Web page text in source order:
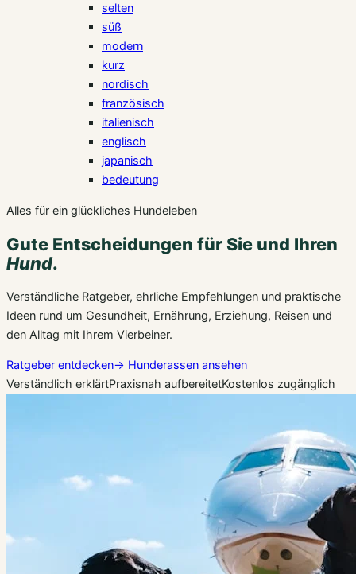
selten
süß
modern
kurz
nordisch
französisch
italienisch
englisch
japanisch
bedeutung
Alles für ein glückliches Hundeleben
Gute Entscheidungen für Sie und Ihren
Hund.
Verständliche Ratgeber, ehrliche Empfehlungen und praktische
Ideen rund um Gesundheit, Ernährung, Erziehung, Reisen und
den Alltag mit Ihrem Vierbeiner.
Ratgeber entdecken→ Hunderassen ansehen
Verständlich erklärtPraxisnah aufbereitetKostenlos zugänglich